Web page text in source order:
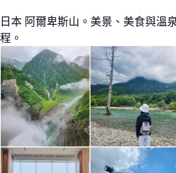
日本 阿爾卑斯山。美景、美食與溫
程。